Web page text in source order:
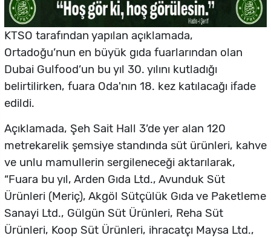
KTSO tarafından yapılan açıklamada,
Ortadoğu’nun en büyük gıda fuarlarından olan
Dubai Gulfood’un bu yıl 30. yılını kutladığı
belirtilirken, fuara Oda'nın 18. kez katılacağı ifade
edildi.
Açıklamada, Şeh Sait Hall 3’de yer alan 120
metrekarelik şemsiye standında süt ürünleri, kahve
ve unlu mamullerin sergileneceği aktarılarak,
“Fuara bu yıl, Arden Gıda Ltd., Avunduk Süt
Ürünleri (Meriç), Akgöl Sütçülük Gıda ve Paketleme
Sanayi Ltd., Gülgün Süt Ürünleri, Reha Süt
Ürünleri, Koop Süt Ürünleri, ihracatçı Maysa Ltd.,